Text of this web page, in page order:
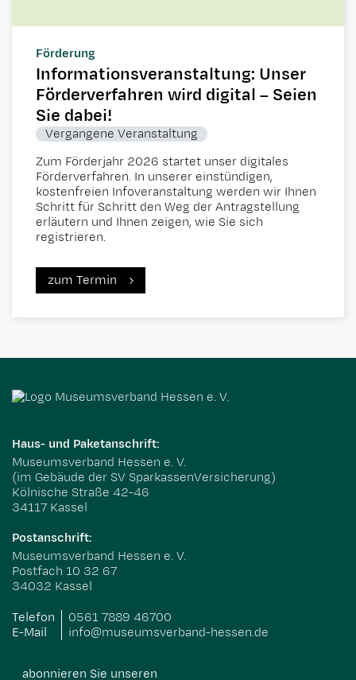
Förderung
Informationsveranstaltung: Unser
Förderverfahren wird digital – Seien
Sie dabei!
Vergangene Veranstaltung
Zum Förderjahr 2026 startet unser digitales
Förderverfahren. In unserer einstündigen,
kostenfreien Infoveranstaltung werden wir Ihnen
Schritt für Schritt den Weg der Antragstellung
erläutern und Ihnen zeigen, wie Sie sich
registrieren.
zum Termin
Haus- und Paketanschrift:
Museumsverband Hessen e. V.
(im Gebäude der SV SparkassenVersicherung)
Kölnische Straße 42-46
34117 Kassel
Postanschrift:
Museumsverband Hessen e. V.
Postfach 10 32 67
34032 Kassel
Telefon
0561 7889 46700
E-Mail
info@museumsverband-hessen.de
abonnieren Sie unseren